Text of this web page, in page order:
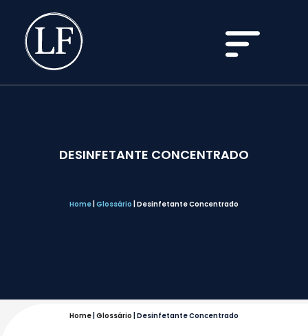
DESINFETANTE CONCENTRADO
Home Glossário Desinfetante Concentrado
Home Glossário Desinfetante Concentrado